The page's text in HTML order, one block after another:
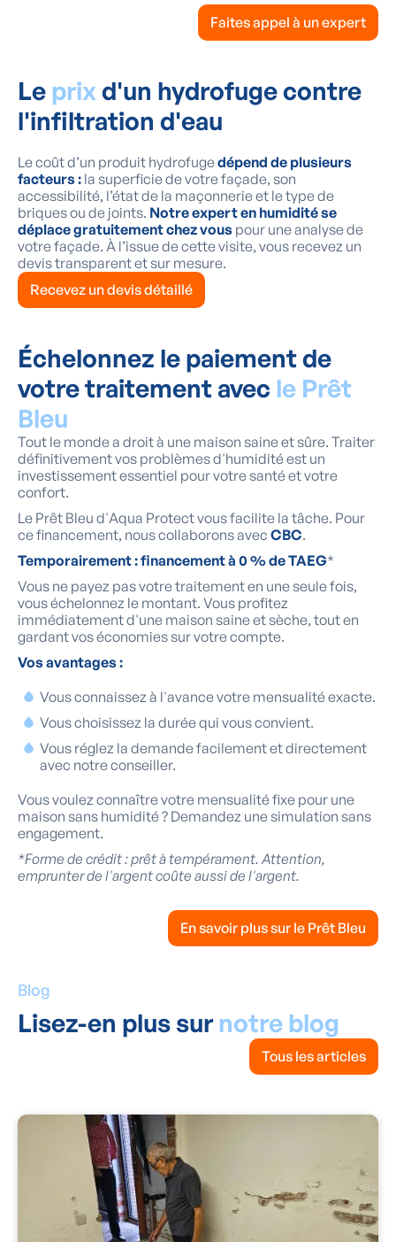
Faites appel à un expert
Le prixd'un hydrofuge contre
l'infiltration d'eau
Le coût d’un produit hydrofugedépend de plusieurs
facteurs : la superficie de votre façade, son
accessibilité, l’état de la maçonnerie et le type de
briques ou de joints. Notre expert en humidité se
déplace gratuitement chez vous pour une analyse de
votre façade. À l’issue de cette visite, vous recevez un
devis transparent et sur mesure.
Recevez un devis détaillé
Échelonnez le paiement de
votre traitement avec le Prêt
Bleu
Tout le monde a droit à une maison saine et sûre. Traiter
définitivement vos problèmes d'humidité est un
investissement essentiel pour votre santé et votre
confort.
Le Prêt Bleu d'Aqua Protect vous facilite la tâche. Pour
ce financement, nous collaborons avec CBC.
Temporairement : financement à 0 % de TAEG*
Vous ne payez pas votre traitement en une seule fois,
vous échelonnez le montant. Vous profitez
immédiatement d'une maison saine et sèche, tout en
gardant vos économies sur votre compte.
Vos avantages :
Vous connaissez à l'avance votre mensualité exacte.
Vous choisissez la durée qui vous convient.
Vous réglez la demande facilement et directement
avec notre conseiller.
Vous voulez connaître votre mensualité fixe pour une
maison sans humidité ? Demandez une simulation sans
engagement.
*Forme de crédit : prêt à tempérament. Attention,
emprunter de l'argent coûte aussi de l'argent.
En savoir plus sur le Prêt Bleu
Blog
Lisez-en plus surnotre blog
Tous les articles